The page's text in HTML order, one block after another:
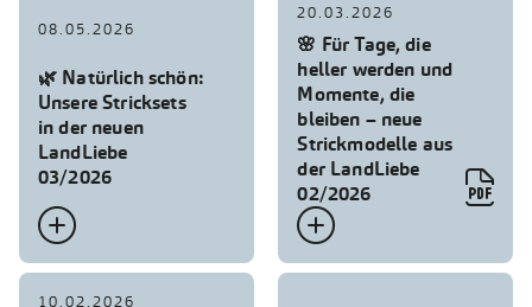
08.05.2026
🌿 Natürlich schön:
Unsere Stricksets
in der neuen
LandLiebe
03/2026

20.03.2026
🌸 Für Tage, die
heller werden und
Momente, die
bleiben – neue
Strickmodelle aus
der LandLiebe
02/2026


10.02.2026